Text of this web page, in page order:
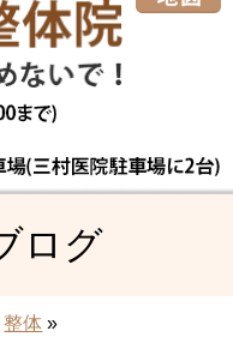
ログ
整体 »